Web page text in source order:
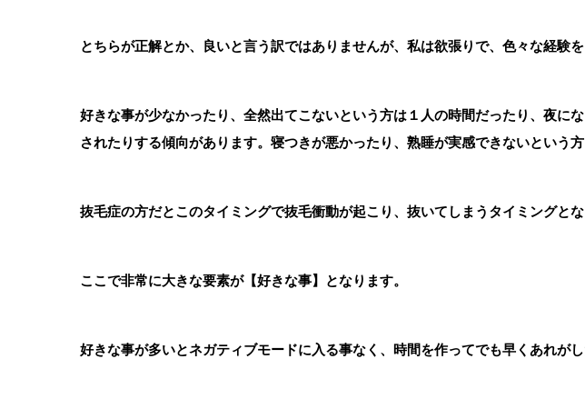
とちらが正解とか、良いと言う訳ではありませんが、私は欲張りで、色々な経験
好きな事が少なかったり、全然出てこないという方は１人の時間だったり、夜に
されたりする傾向があります。寝つきが悪かったり、熟睡が実感できないという方
抜毛症の方だとこのタイミングで抜毛衝動が起こり、抜いてしまうタイミングとな
ここで非常に大きな要素が【好きな事】となります。
好きな事が多いとネガティブモードに入る事なく、時間を作ってでも早くあれが